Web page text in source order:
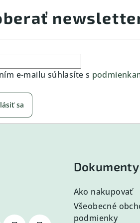
e-mailu súhlasíte s
sa
Dokumenty
Ako nakupovať
Všeobecné
podmienky